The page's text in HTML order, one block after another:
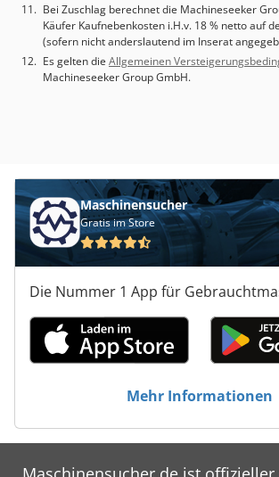
Bei Zuschlag berechnet die Machineseeker
Käufer Kaufnebenkosten i.H.v. 18 % netto auf
(sofern nicht anderslautend im Inserat
Es gelten die Allgemeinen
Machineseeker Group GmbH.
Maschinensucher
Gratis im Store
Die Nummer 1 App für
Mehr Informationen